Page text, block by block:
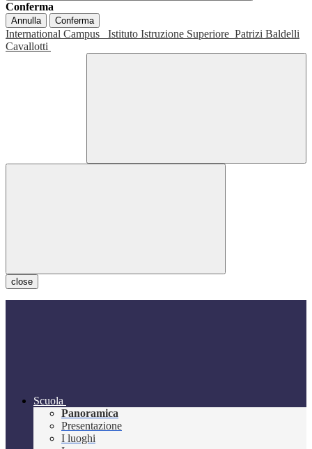
Conferma
Annulla Conferma
International Campus Istituto Istruzione Superiore Patrizi Baldelli
Cavallotti
close
Scuola
Panoramica
Presentazione
I luoghi